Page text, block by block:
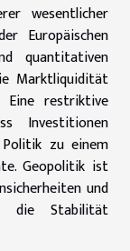
wesentlicher
Europäischen
quantitativen
Marktliquidität
Eine restriktive
Investitionen
Politik zu einem
Geopolitik ist
und
die Stabilität